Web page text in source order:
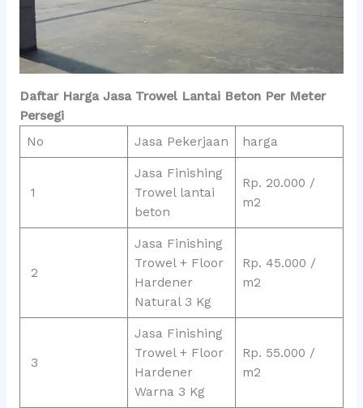
Daftar Harga Jasa Trowel Lantai Beton Per Meter
Persegi
No
Jasa Pekerjaan harga
1
Jasa Finishing
Trowel lantai
beton
Rp. 20.000 /
m2
2
Jasa Finishing
Trowel + Floor
Hardener
Natural 3 Kg
Rp. 45.000 /
m2
3
Jasa Finishing
Trowel + Floor
Hardener
Warna 3 Kg
Rp. 55.000 /
m2